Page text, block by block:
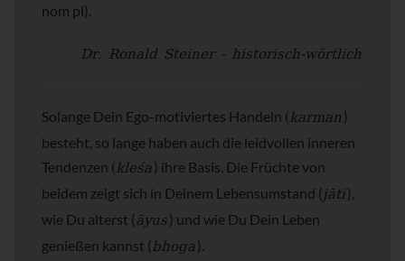
nom pl).
Dr. Ronald Steiner - historisch-wörtlich
Solange Dein Ego-motiviertes Handeln (karman )
besteht, so lange haben auch die leidvollen inneren
Tendenzen (kleśa ) ihre Basis. Die Früchte von
beidem zeigt sich in Deinem Lebensumstand (jāti),
wie Du alterst (āyus) und wie Du Dein Leben
genießen kannst (bhoga ).